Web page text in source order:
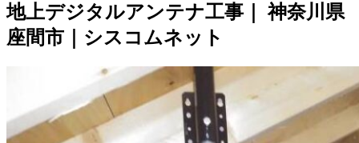
地上デジタルアンテナ工事｜ 神奈川県
座間市｜シスコムネット